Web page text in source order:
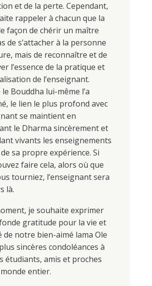
et de la perte. Cependant,
rappeler à chacun que la
façon de chérir un maître
de s’attacher à la personne
mais de reconnaître et de
l’essence de la pratique et
de l’enseignant.
Bouddha lui-même l’a
le lien le plus profond avec
se maintient en
le Dharma sincèrement et
vivants les enseignements
sa propre expérience. Si
faire cela, alors où que
tourniez, l’enseignant sera
là.
je souhaite exprimer
gratitude pour la vie et
de notre bien-aimé lama Ole
sincères condoléances à
étudiants, amis et proches
entier.